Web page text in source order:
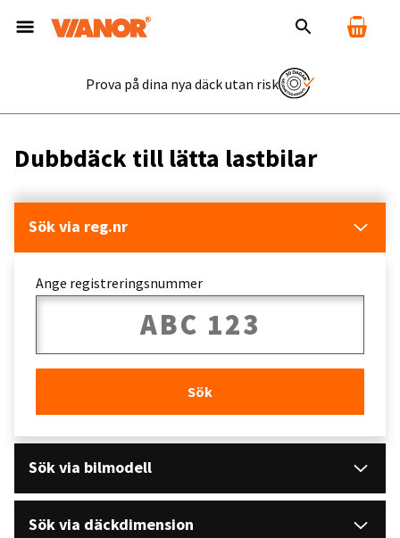
Prova på dina nya däck utan risk
Dubbdäck till lätta lastbilar
Sök via reg.nr
Ange registreringsnummer
Sök
Sök via bilmodell
Sök via däckdimension